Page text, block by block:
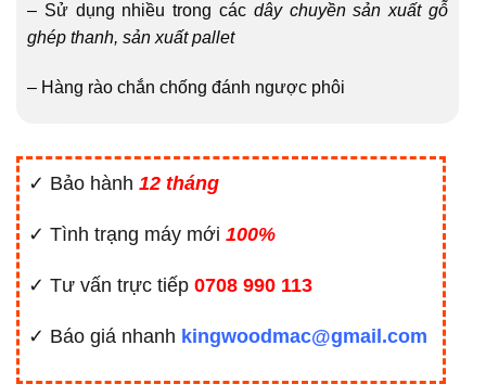
– Sử dụng nhiều trong các dây chuyền sản xuất gỗ
ghép thanh, sản xuất pallet
– Hàng rào chắn chống đánh ngược phôi
✓ Bảo hành 12 tháng
✓ Tình trạng máy mới 100%
✓ Tư vấn trực tiếp 0708 990 113
✓ Báo giá nhanh kingwoodmac@gmail.com